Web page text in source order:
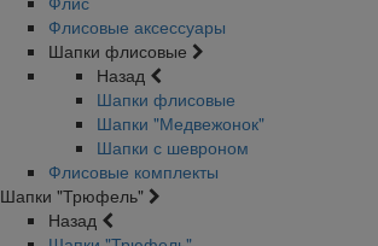
Флисовые аксессуары
Шапки флисовые
Назад
Шапки флисовые
Шапки "Медвежонок"
Шапки с шевроном
Флисовые комплекты
Шапки "Трюфель"
Назад